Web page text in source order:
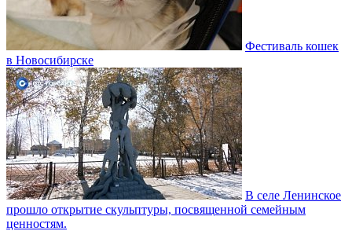
Фестиваль кошек
в Новосибирске
В селе Ленинское
прошло открытие скульптуры, посвященной семейным
ценностям.